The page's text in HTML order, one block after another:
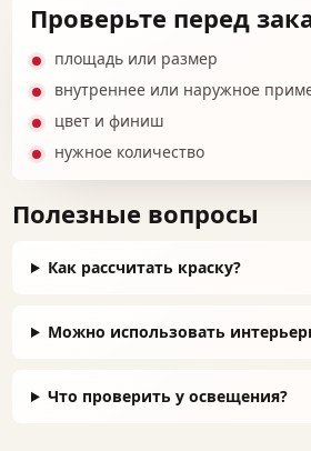
Проверьте перед
площадь или размер
внутреннее или наружное
цвет и финиш
нужное количество
Полезные вопросы
Как рассчитать краску?
Можно использовать
Что проверить у освещения?